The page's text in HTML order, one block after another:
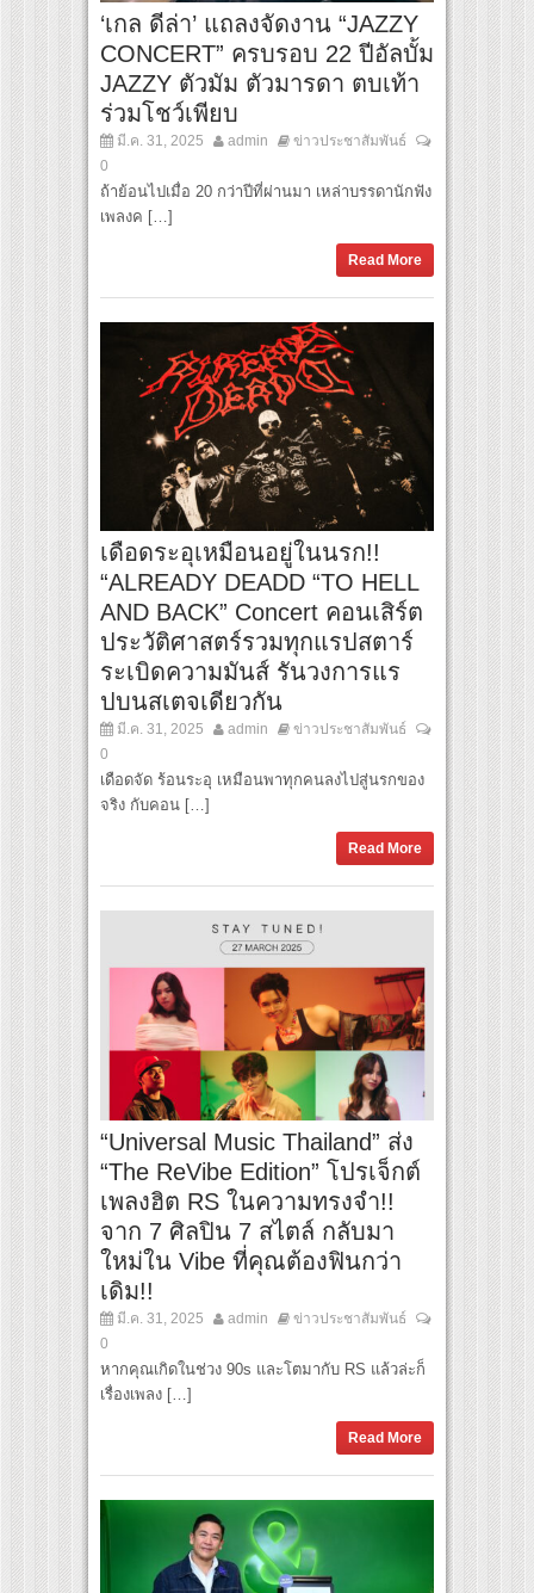
‘เกล ดีล่า’ แถลงจัดงาน “JAZZY
CONCERT” ครบรอบ 22 ปีอัลบั้ม
JAZZY ตัวมัม ตัวมารดา ตบเท้า
ร่วมโชว์เพียบ
มี.ค. 31, 2025 admin
ข่าวประชาสัมพันธ์
0
ถ้าย้อนไปเมื่อ 20 กว่าปีที่ผ่านมา เหล่าบรรดานักฟัง
เพลงค […]
Read More
เดือดระอุเหมือนอยู่ในนรก!!
“ALREADY DEADD “TO HELL
AND BACK” Concert คอนเสิร์ต
ประวัติศาสตร์รวมทุกแรปสตาร์
ระเบิดความมันส์ รันวงการแร
ปบนสเตจเดียวกัน
มี.ค. 31, 2025 admin
ข่าวประชาสัมพันธ์
0
เดือดจัด ร้อนระอุ เหมือนพาทุกคนลงไปสู่นรกของ
จริง กับคอน […]
Read More
“Universal Music Thailand” ส่ง
“The ReVibe Edition” โปรเจ็กต์
เพลงฮิต RS ในความทรงจำ!!
จาก 7 ศิลปิน 7 สไตล์ กลับมา
ใหม่ใน Vibe ที่คุณต้องฟินกว่า
เดิม!!
มี.ค. 31, 2025 admin
ข่าวประชาสัมพันธ์
0
หากคุณเกิดในช่วง 90s และโตมากับ RS แล้วล่ะก็
เรื่องเพลง […]
Read More